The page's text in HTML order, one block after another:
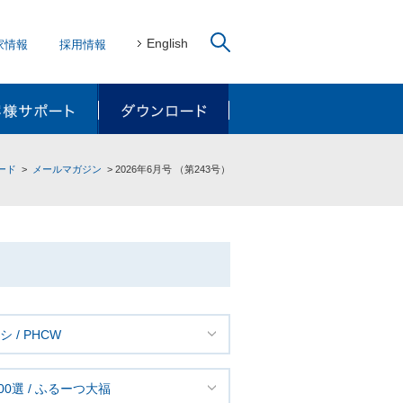
情報 採用情報 English
ド メールマガジン 2026年6月号 （第243号）
/ PHCW
選 / ふるーつ大福